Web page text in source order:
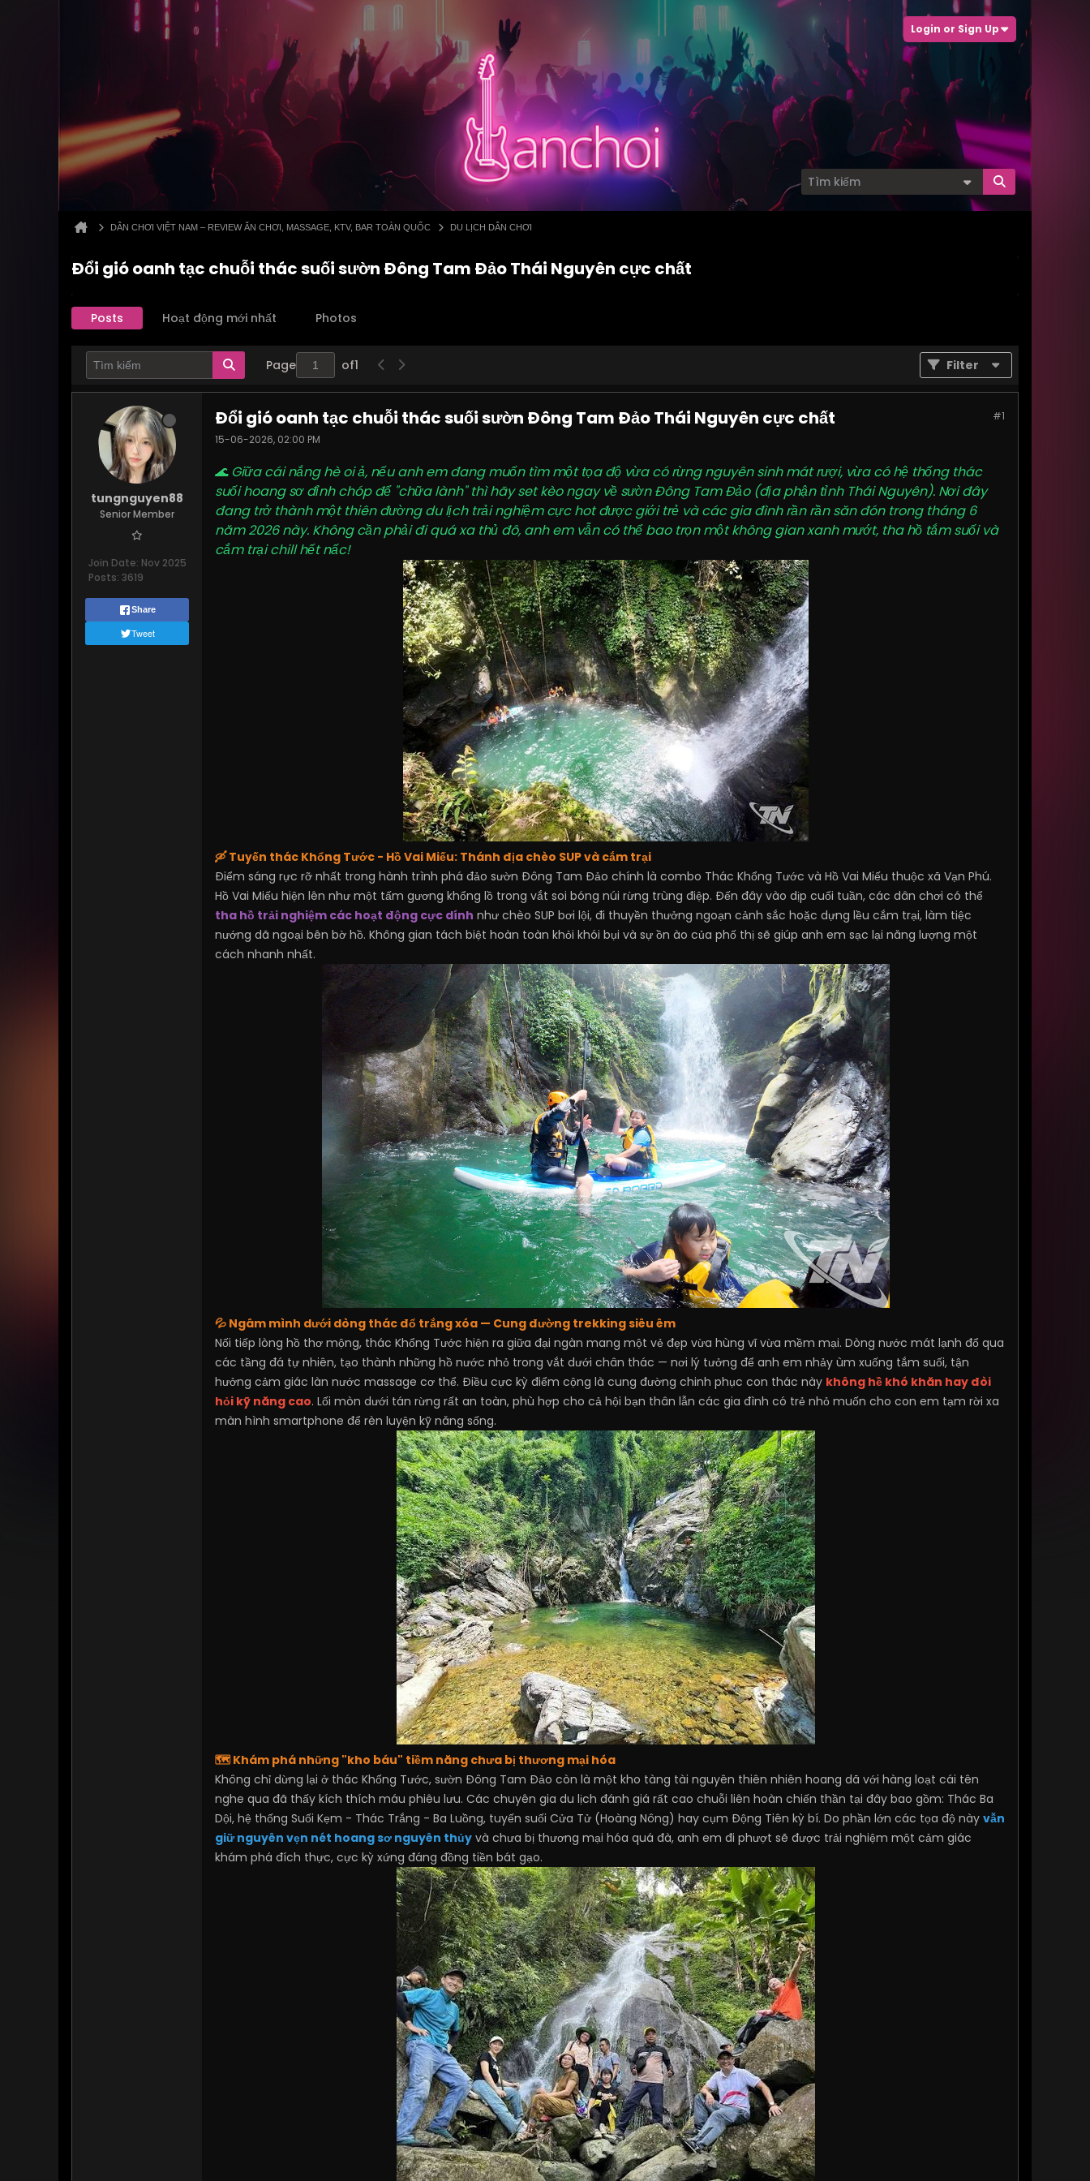
Login or Sign Up
DÂN CHƠI VIỆT NAM – REVIEW ĂN CHƠI, MASSAGE, KTV, BAR TOÀN QUỐC DU LỊCH DÂN CHƠI
Đổi gió oanh tạc chuỗi thác suối sườn Đông Tam Đảo Thái Nguyên cực chất
Posts Hoạt động mới nhất Photos
Page of1 Filter
tungnguyen88
Senior Member
Join Date: Nov 2025
Posts: 3619
Share
Tweet
#1
Đổi gió oanh tạc chuỗi thác suối sườn Đông Tam Đảo Thái Nguyên cực chất
15-06-2026, 02:00 PM
🌊 Giữa cái nắng hè oi ả, nếu anh em đang muốn tìm một tọa độ vừa có rừng nguyên sinh mát rượi, vừa có hệ thống thác
suối hoang sơ đỉnh chóp để "chữa lành" thì hãy set kèo ngay về sườn Đông Tam Đảo (địa phận tỉnh Thái Nguyên). Nơi đây
đang trở thành một thiên đường du lịch trải nghiệm cực hot được giới trẻ và các gia đình rần rần săn đón trong tháng 6
năm 2026 này. Không cần phải đi quá xa thủ đô, anh em vẫn có thể bao trọn một không gian xanh mướt, tha hồ tắm suối và
cắm trại chill hết nấc!
🛶 Tuyến thác Khổng Tước - Hồ Vai Miếu: Thánh địa chèo SUP và cắm trại
Điểm sáng rực rỡ nhất trong hành trình phá đảo sườn Đông Tam Đảo chính là combo Thác Khổng Tước và Hồ Vai Miếu thuộc xã Vạn Phú.
Hồ Vai Miếu hiện lên như một tấm gương khổng lồ trong vắt soi bóng núi rừng trùng điệp. Đến đây vào dịp cuối tuần, các dân chơi có thể
tha hồ trải nghiệm các hoạt động cực dính như chèo SUP bơi lội, đi thuyền thưởng ngoạn cảnh sắc hoặc dựng lều cắm trại, làm tiệc
nướng dã ngoại bên bờ hồ. Không gian tách biệt hoàn toàn khỏi khói bụi và sự ồn ào của phố thị sẽ giúp anh em sạc lại năng lượng một
cách nhanh nhất.
💦 Ngâm mình dưới dòng thác đổ trắng xóa — Cung đường trekking siêu êm
Nối tiếp lòng hồ thơ mộng, thác Khổng Tước hiện ra giữa đại ngàn mang một vẻ đẹp vừa hùng vĩ vừa mềm mại. Dòng nước mát lạnh đổ qua
các tầng đá tự nhiên, tạo thành những hồ nước nhỏ trong vắt dưới chân thác — nơi lý tưởng để anh em nhảy ùm xuống tắm suối, tận
hưởng cảm giác làn nước massage cơ thể. Điều cực kỳ điểm cộng là cung đường chinh phục con thác này không hề khó khăn hay đòi
hỏi kỹ năng cao. Lối mòn dưới tán rừng rất an toàn, phù hợp cho cả hội bạn thân lẫn các gia đình có trẻ nhỏ muốn cho con em tạm rời xa
màn hình smartphone để rèn luyện kỹ năng sống.
🗺️ Khám phá những "kho báu" tiềm năng chưa bị thương mại hóa
Không chỉ dừng lại ở thác Khổng Tước, sườn Đông Tam Đảo còn là một kho tàng tài nguyên thiên nhiên hoang dã với hàng loạt cái tên
nghe qua đã thấy kích thích máu phiêu lưu. Các chuyên gia du lịch đánh giá rất cao chuỗi liên hoàn chiến thần tại đây bao gồm: Thác Ba
Dội, hệ thống Suối Kẹm - Thác Trắng - Ba Luồng, tuyến suối Cửa Tử (Hoàng Nông) hay cụm Động Tiên kỳ bí. Do phần lớn các tọa độ này vẫn
giữ nguyên vẹn nét hoang sơ nguyên thủy và chưa bị thương mại hóa quá đà, anh em đi phượt sẽ được trải nghiệm một cảm giác
khám phá đích thực, cực kỳ xứng đáng đồng tiền bát gạo.